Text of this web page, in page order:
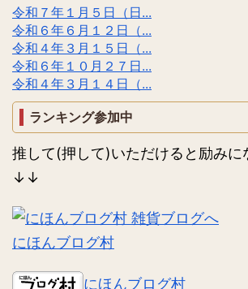
令和７年１月５日（日...
令和６年６月１２日（...
令和４年３月１５日（...
令和６年１０月２７日...
令和４年３月１４日（...
ランキング参加中
推して(押して)いただけると励みに
↓↓
にほんブログ村
にほんブログ村